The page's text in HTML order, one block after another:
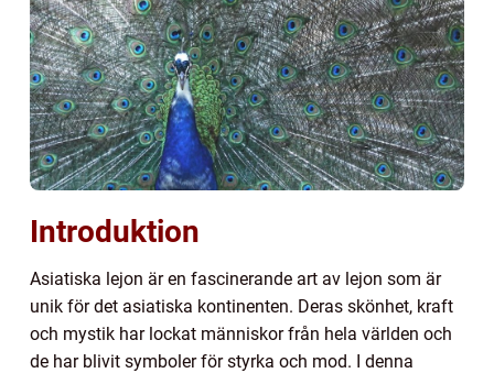
Introduktion
Asiatiska lejon är en fascinerande art av lejon som är
unik för det asiatiska kontinenten. Deras skönhet, kraft
och mystik har lockat människor från hela världen och
de har blivit symboler för styrka och mod. I denna